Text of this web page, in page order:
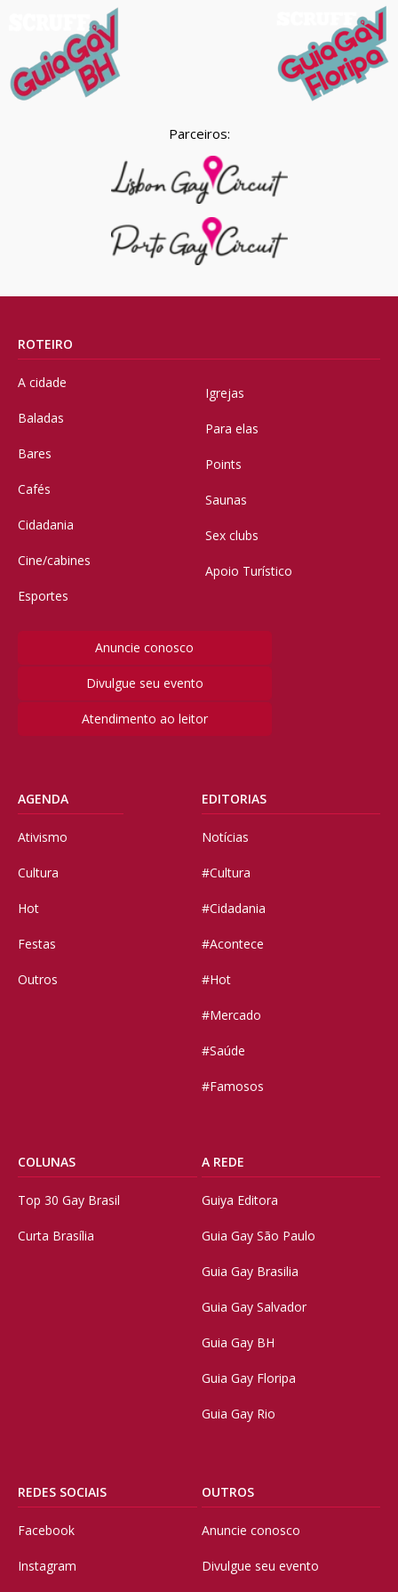
Parceiros:
ROTEIRO
A cidade
Baladas
Bares
Cafés
Cidadania
Cine/cabines
Esportes
Igrejas
Para elas
Points
Saunas
Sex clubs
Apoio Turístico
Anuncie conosco
Divulgue seu evento
Atendimento ao leitor
AGENDA
Ativismo
Cultura
Hot
Festas
Outros
EDITORIAS
Notícias
#Cultura
#Cidadania
#Acontece
#Hot
#Mercado
#Saúde
#Famosos
COLUNAS
Top 30 Gay Brasil
Curta Brasília
A REDE
Guiya Editora
Guia Gay São Paulo
Guia Gay Brasilia
Guia Gay Salvador
Guia Gay BH
Guia Gay Floripa
Guia Gay Rio
REDES SOCIAIS
Facebook
Instagram
OUTROS
Anuncie conosco
Divulgue seu evento